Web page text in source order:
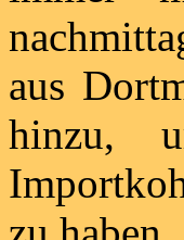
aus
hinzu,